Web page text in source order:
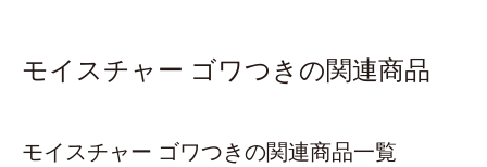
モイスチャー ゴワつきの関連商品
モイスチャー ゴワつきの関連商品一覧